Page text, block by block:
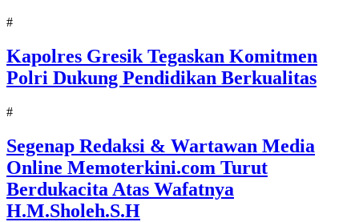
#
Kapolres Gresik Tegaskan Komitmen
Polri Dukung Pendidikan Berkualitas
#
Segenap Redaksi & Wartawan Media
Online Memoterkini.com Turut
Berdukacita Atas Wafatnya
H.M.Sholeh.S.H